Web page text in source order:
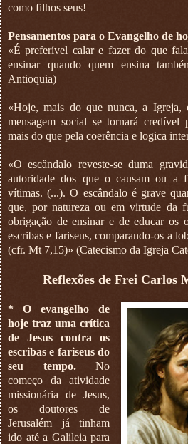
como filhos seus!
Pensamentos para o Evangelho de
«É preferível calar e fazer do que
ensinar quando quem ensina
Antioquia)
«Hoje, mais do que nunca, a Igreja,
mensagem social se tornará credível
mais do que pela coerência e logica
«O escândalo reveste-se duma
autoridade dos que o causam ou a
vítimas. (...). O escândalo é grave
que, por natureza ou em virtude da
obrigação de ensinar e de educar os
escribas e fariseus, comparando-os a
(cfr. Mt 7,15)» (Catecismo da Igreja
Reflexões de Frei Carlos
* O evangelho de
hoje traz uma crítica
de Jesus contra os
escribas e fariseus do
seu tempo.No
começo da atividade
missionária de Jesus,
os doutores de
Jerusalém já tinham
ido até a Galileia para